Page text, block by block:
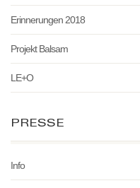
Erinnerungen 2018
Projekt Balsam
LE+O
PRESSE
Info